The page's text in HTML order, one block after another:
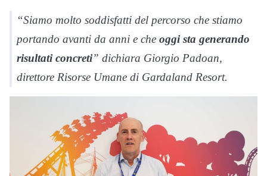
“Siamo molto soddisfatti del percorso che stiamo
portando avanti da anni e che oggi sta generando
risultati concreti” dichiara Giorgio Padoan,
direttore Risorse Umane di Gardaland Resort.